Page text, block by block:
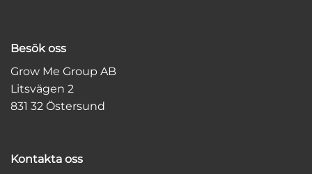
Besök oss
Grow Me Group AB
Litsvägen 2
831 32 Östersund
Kontakta oss